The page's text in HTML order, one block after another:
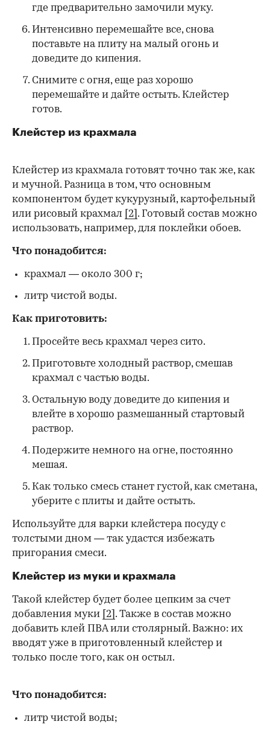
где предварительно замочили муку.
Интенсивно перемешайте все, снова
поставьте на плиту на малый огонь и
доведите до кипения.
Снимите с огня, еще раз хорошо
перемешайте и дайте остыть. Клейстер
готов.
Клейстер из крахмала
Клейстер из крахмала готовят точно так же, как
и мучной. Разница в том, что основным
компонентом будет кукурузный, картофельный
или рисовый крахмал
[2] . Готовый состав можно
использовать, например, для поклейки обоев.
Что понадобится:
крахмал — около 300 г;
литр чистой воды.
Как приготовить:
Просейте весь крахмал через сито.
Приготовьте холодный раствор, смешав
крахмал с частью воды.
Остальную воду доведите до кипения и
влейте в хорошо размешанный стартовый
раствор.
Подержите немного на огне, постоянно
мешая.
Как только смесь станет густой, как сметана,
уберите с плиты и дайте остыть.
Используйте для варки клейстера посуду с
толстыми дном — так удастся избежать
пригорания смеси.
Клейстер из муки и крахмала
Такой клейстер будет более цепким за счет
добавления муки [2] . Также в состав можно
добавить клей ПВА или столярный. Важно: их
вводят уже в приготовленный клейстер и
только после того, как он остыл.
Что понадобится:
литр чистой воды;